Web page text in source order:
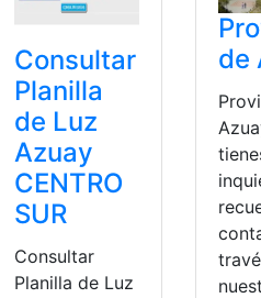
Consultar
Planilla
de Luz
Azuay
CENTRO
SUR
Consultar
Planilla de Luz
de